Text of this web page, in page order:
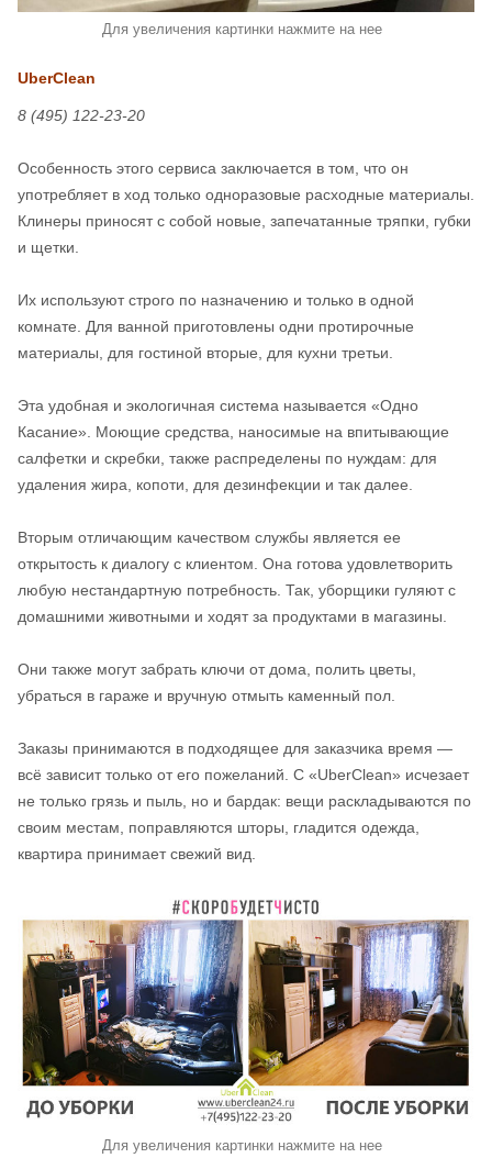
Для увеличения картинки нажмите на нее
UberClean
8 (495) 122-23-20
Особенность этого сервиса заключается в том, что он
употребляет в ход только одноразовые расходные материалы.
Клинеры приносят с собой новые, запечатанные тряпки, губки
и щетки.
Их используют строго по назначению и только в одной
комнате. Для ванной приготовлены одни протирочные
материалы, для гостиной вторые, для кухни третьи.
Эта удобная и экологичная система называется «Одно
Касание». Моющие средства, наносимые на впитывающие
салфетки и скребки, также распределены по нуждам: для
удаления жира, копоти, для дезинфекции и так далее.
Вторым отличающим качеством службы является ее
открытость к диалогу с клиентом. Она готова удовлетворить
любую нестандартную потребность. Так, уборщики гуляют с
домашними животными и ходят за продуктами в магазины.
Они также могут забрать ключи от дома, полить цветы,
убраться в гараже и вручную отмыть каменный пол.
Заказы принимаются в подходящее для заказчика время —
всё зависит только от его пожеланий. С «UberClean» исчезает
не только грязь и пыль, но и бардак: вещи раскладываются по
своим местам, поправляются шторы, гладится одежда,
квартира принимает свежий вид.
Для увеличения картинки нажмите на нее